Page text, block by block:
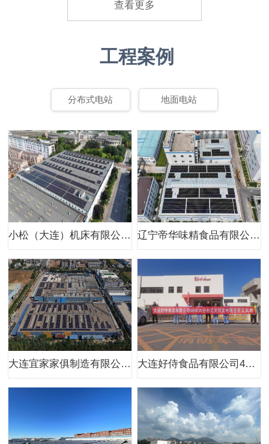
查看更多
工程案例
分布式电站 地面电站
小松（大连）机床有限公司380kw二期分布式光伏项目 辽宁帝华味精食品有限公司400kw分布式光伏项目（一期）
大连宜家家俱制造有限公司1MW分布式光伏项目 大连好侍食品有限公司405kw分布式光伏项目